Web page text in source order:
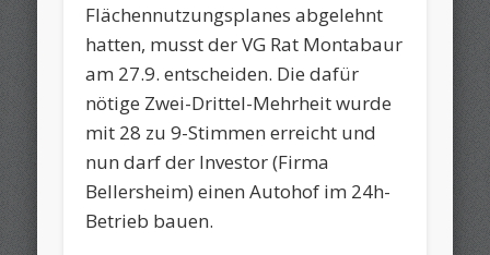
Flächennutzungsplanes abgelehnt
hatten, musst der VG Rat Montabaur
am 27.9. entscheiden. Die dafür
nötige Zwei-Drittel-Mehrheit wurde
mit 28 zu 9-Stimmen erreicht und
nun darf der Investor (Firma
Bellersheim) einen Autohof im 24h-
Betrieb bauen.